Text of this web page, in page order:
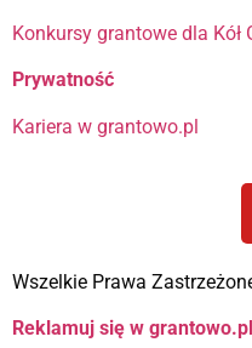
Konkursy grantowe dla Kół
Prywatność
Kariera w grantowo.pl
Wszelkie Prawa
Reklamuj się w grantowo.pl